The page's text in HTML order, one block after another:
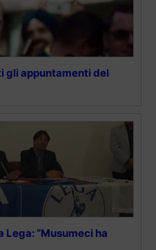
gli appuntamenti del
Lega: “Musumeci ha